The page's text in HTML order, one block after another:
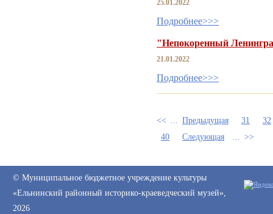
25.01.2022
Подробнее>>>
"Непокоренный
21.01.2022
Подробнее>>>
<< Предыдущая 31
32
40
Следующая >>
© Муниципальное бюджетное учреждение культуры
«Ельнинский районный историко-краеведческий музей»,
2026